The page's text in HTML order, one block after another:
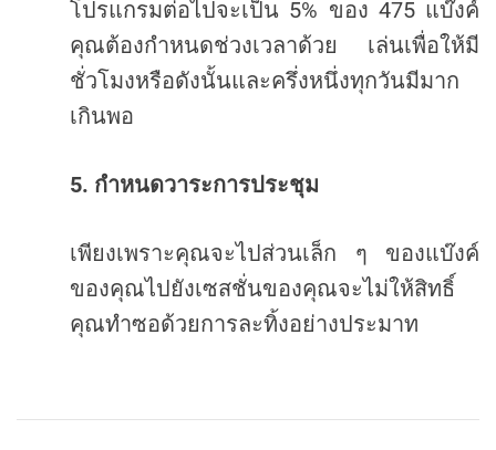
โปรแกรมต่อไปจะเป็น 5% ของ 475 แบ๊งค์
คุณต้องกำหนดช่วงเวลาด้วย
เล่นเพื่อให้มี
ชั่วโมงหรือดังนั้นและครึ่งหนึ่งทุกวันมีมาก
เกินพอ
5. กำหนดวาระการประชุม
เพียงเพราะคุณจะไปส่วนเล็ก ๆ
ของแบ๊งค์
ของคุณไปยังเซสชั่นของคุณจะไม่ให้สิทธิ์
คุณทำซอด้วยการละทิ้งอย่างประมาท